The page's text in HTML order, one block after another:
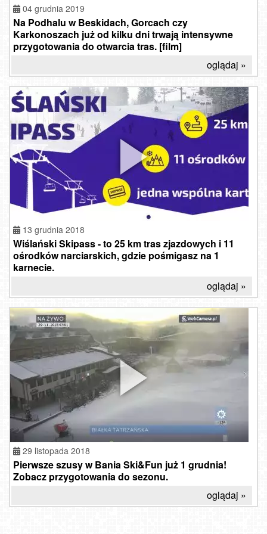
04 grudnia 2019
Na Podhalu w Beskidach, Gorcach czy
Karkonoszach już od kilku dni trwają intensywne
przygotowania do otwarcia tras. [film]
oglądaj »
13 grudnia 2018
Wiślański Skipass - to 25 km tras zjazdowych i 11
ośrodków narciarskich, gdzie pośmigasz na 1
karnecie.
oglądaj »
29 listopada 2018
Pierwsze szusy w Bania Ski&Fun już 1 grudnia!
Zobacz przygotowania do sezonu.
oglądaj »